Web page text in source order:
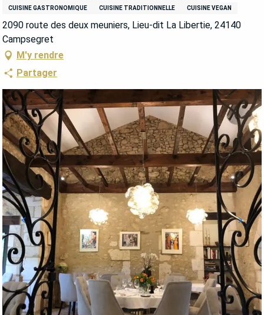
CUISINE GASTRONOMIQUE
CUISINE TRADITIONNELLE CUISINE VEGAN
2090 route des deux meuniers, Lieu-dit La Libertie, 24140
Campsegret
M'y rendre
Partager